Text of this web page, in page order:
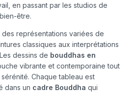
en passant par les studios de
être.
représentations variées de
classiques aux interprétations
dessins de bouddhas en
vibrante et contemporaine tout
Chaque tableau est
dans un cadre Bouddha qui